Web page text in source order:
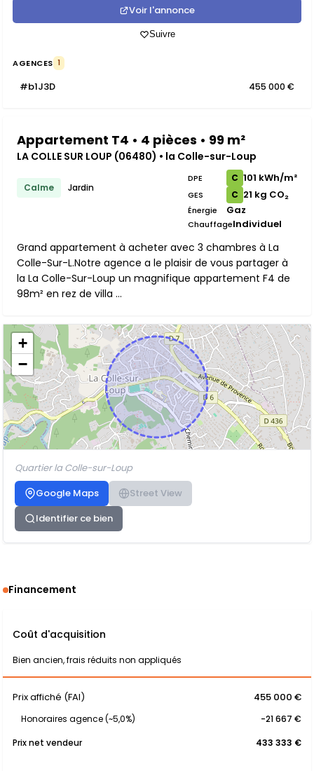
Voir l'annonce
Suivre
AGENCES 1
#b1J3D 455 000 €
Appartement T4 • 4 pièces • 99 m²
LA COLLE SUR LOUP (06480) • la Colle-sur-Loup
Calme Jardin
DPE C 101 kWh/m²
GES C 21 kg CO₂
Énergie Gaz
ChauffageIndividuel
Grand appartement à acheter avec 3 chambres à La
Colle-Sur-L.Notre agence a le plaisir de vous partager à
la La Colle-Sur-Loup un magnifique appartement F4 de
98m² en rez de villa ...
+
−
Quartier la Colle-sur-Loup
Google Maps
Street View
Identifier ce bien
Financement
Coût d'acquisition
Bien ancien, frais réduits non appliqués
Prix affiché (FAI) 455 000 €
Honoraires agence (~5,0%)
-21 667 €
Prix net vendeur
433 333 €